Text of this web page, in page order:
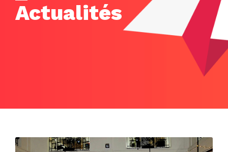
Actualités